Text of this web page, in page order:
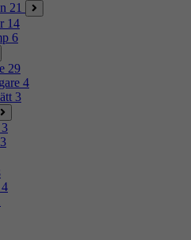
21
14
6
29
4
3
3
3
4